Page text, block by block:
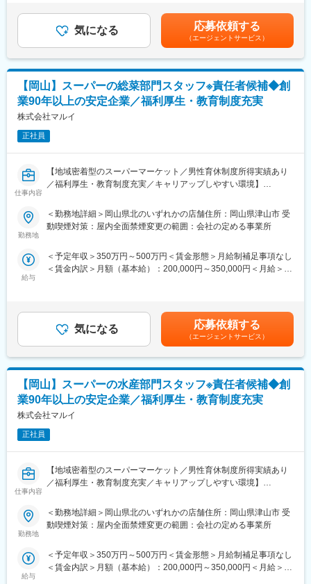
■キャリアパス：
スタッフ（R CREW）から店長を経てRSV（スーパーバイザー）
へステップアップが可能です。RSV経験後はマネジメントや本部
への異動の道もあり、長期的にキャリア形成ができます。まずは
入社後1年で店長昇格を目指していただきます。
■組織構成：
1店舗あたり店長1名、スタッフ5～15名で運営。チームワークを
重視し相談しやすい環境◎
【選考会の概要】
・形式： Web開催（事前に企業セミナー動画をご視聴いただきま
【開催日時】
8/9(日)11:00～14:30
8/13(木)17:00～20:30
8/18(火)17:00～20:30
8/20(木)17:00～20:30
8/25(火)17:00～20:30
8/27(木)17:00～20:30
※ご応募時、参加可能日時を複数お知らせください。
■具体的には：
・新規契約・機種変更の受付および提案
・料金プラン、楽天ポイント活用、楽天カード、各種サービスの
・スマホの初期設定・データ移行サポート
・問い合わせ対応
・KPI管理・数値振り返り
・店舗会議・研修への参加
・キャンペーン企画など、集客に向けた取り組み
■キャリアパス：
スタッフ（R CREW）から店長を経てRSV（スーパーバイザー）
へステップアップが可能です。RSV経験後はマネジメントや本部
への異動の道もあり、長期的にキャリア形成ができます。まずは
入社後1年で店長昇格を目指していただきます。
■組織構成：
1店舗あたり店長1名、スタッフ5～15名で運営。チームワークを
重視し相談しやすく協力し合える職場環境です。
合：370万～550万円賃金はあくまでも目安の金額であり、選考を
通じて上下する可能性があります。月給(月額)は固定手当を含めた
表記です。
気になる 応募依頼する
（エージェントサービス）
【岡山】スーパーの総菜部門スタッフ※責任者候補◆創
業90年以上の安定企業／福利厚生・教育制度充実
株式会社マルイ
正社員
仕事内容
【地域密着型のスーパーマーケット／男性育休制度所得実績あり
／福利厚生・教育制度充実／キャリアップしやすい環境】
当社は地域の食のライフラインを支えるスーパーマーケットとし
て、岡山・鳥取・島根で店舗展開をしております。現在食品スー
■業務内容：
・作業工程の計画・立案・指示・統括
・商品仕入・発注システム操作・専用システム操作・Excel表等の
操作、関数計算
※ゆくゆくは主任・チーフ・MGとしてご活躍頂ければと考えてお
ります。
■当社の人材育成制度：
「マルイアカデミー」を設立し、社員の教育、資格取得を後押し
しています。店舗における様々なスキル向上のための各種研修が
1931年2月、津山市元魚町14番地にマルイ食料品店として創業。
西日本エリアの食料品店では最も早くセルフサービス方式を導入
設立。現在は岡山県、鳥取県、島根県で食品スーパーマーケット
を展開しています。2020年からは本格的にデジタルトランスフォ
からお客様に最適な商品提案を実現しています。
今後も、新たなサービスや商品を創造し、変革し、地域の皆様の
勤務地
＜勤務地詳細＞岡山県北のいずれかの店舗住所：岡山県津山市 受
動喫煙対策：屋内全面禁煙変更の範囲：会社の定める事業所
給与
＜予定年収＞350万円～500万円＜賃金形態＞月給制補足事項なし
＜賃金内訳＞月額（基本給）：200,000円～350,000円＜月給＞
賃金はあくまでも目安の金額であり、選考を通じて上下する可能
性があります。月給(月額)は固定手当を含めた表記です。
気になる 応募依頼する
（エージェントサービス）
【岡山】スーパーの水産部門スタッフ※責任者候補◆創
業90年以上の安定企業／福利厚生・教育制度充実
株式会社マルイ
正社員
仕事内容
【地域密着型のスーパーマーケット／男性育休制度所得実績あり
／福利厚生・教育制度充実／キャリアップしやすい環境】
当社は地域の食のライフラインを支えるスーパーマーケットとし
て、岡山・鳥取・島根で店舗展開をしております。現在食品スー
■業務内容：
勤務地
＜勤務地詳細＞岡山県北のいずれかの店舗住所：岡山県津山市 受
動喫煙対策：屋内全面禁煙変更の範囲：会社の定める事業所
給与
＜予定年収＞350万円～500万円＜賃金形態＞月給制補足事項なし
＜賃金内訳＞月額（基本給）：200,000円～350,000円＜月給＞